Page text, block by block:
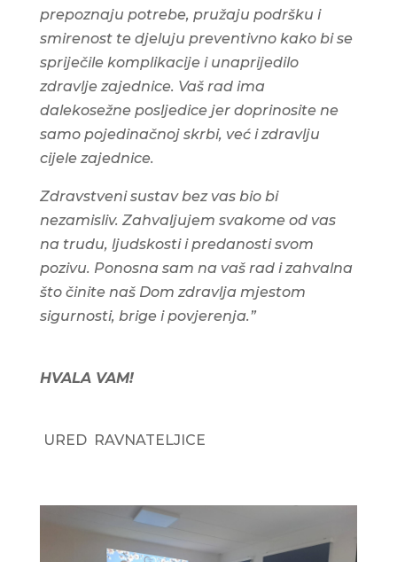
prepoznaju potrebe, pružaju podršku i
smirenost te djeluju preventivno kako bi se
spriječile komplikacije i unaprijedilo
zdravlje zajednice. Vaš rad ima
dalekosežne posljedice jer doprinosite ne
samo pojedinačnoj skrbi, već i zdravlju
cijele zajednice.
Zdravstveni sustav bez vas bio bi
nezamisliv. Zahvaljujem svakome od vas
na trudu, ljudskosti i predanosti svom
pozivu. Ponosna sam na vaš rad i zahvalna
što činite naš Dom zdravlja mjestom
sigurnosti, brige i povjerenja.”
HVALA VAM!
URED RAVNATELJICE